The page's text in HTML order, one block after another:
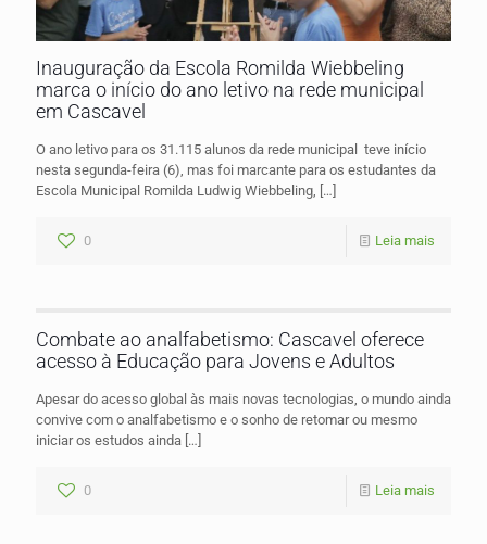
Inauguração da Escola Romilda Wiebbeling
marca o início do ano letivo na rede municipal
em Cascavel
O ano letivo para os 31.115 alunos da rede municipal teve início
nesta segunda-feira (6), mas foi marcante para os estudantes da
Escola Municipal Romilda Ludwig Wiebbeling, […]
0 Leia mais
Combate ao analfabetismo: Cascavel oferece
acesso à Educação para Jovens e Adultos
Apesar do acesso global às mais novas tecnologias, o mundo ainda
convive com o analfabetismo e o sonho de retomar ou mesmo
iniciar os estudos ainda […]
0 Leia mais